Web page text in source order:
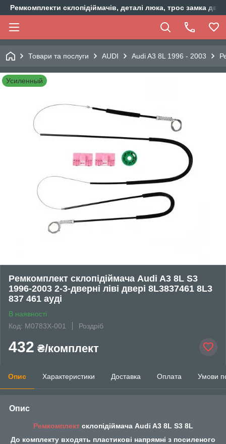
Ремкомплекти склопідіймачів, деталі люка, трос замка
Товари та послуги AUDI Audi A3 8L 1996 - 2003
Усиленный
Ремкомплект склопідіймача Audi A3 8L S3
1996-2003 2-3-дверні ліві двері 8L3837461 8L3
837 461 ауді
В наявності
Код: M0783X-001
Роздріб
432 ₴/комплект
Опис Характеристики Доставка Оплата Умови
Опис
Ремкомплектсклопідіймача Audi A3 8L S3 8L
До комплекту входять пластикові напрямні з посиленого